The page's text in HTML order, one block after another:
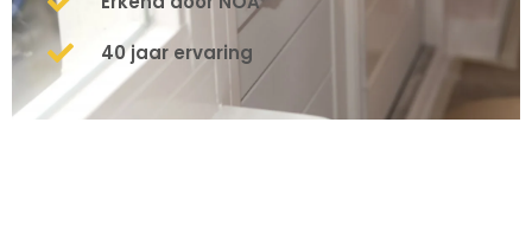
40 jaar ervaring